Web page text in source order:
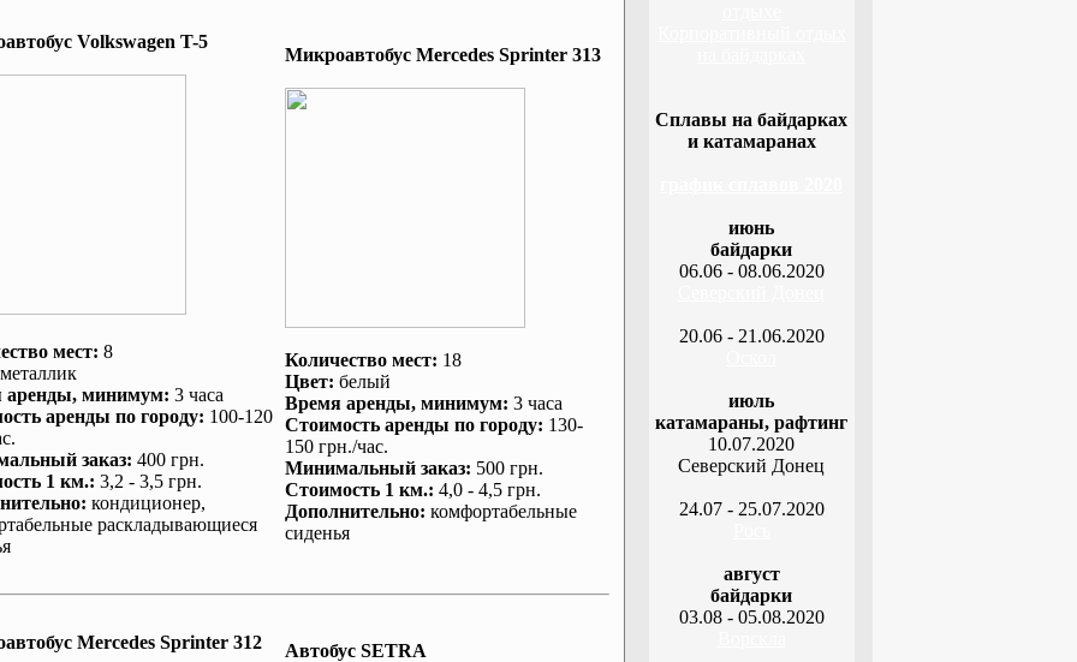
Volkswagen T-5
мест: 8
металлик
аренды, минимум: 3 часа
аренды по городу: 100-120
заказ: 400 грн.
1 км.: 3,2 - 3,5 грн.
: кондиционер,
раскладывающиеся
Микроавтобус Mеrcedes Sprinter 313
Количество мест: 18
Цвет: белый
Время аренды, минимум: 3 часа
Стоимость аренды по городу: 130-
150 грн./час.
Минимальный заказ: 500 грн.
Стоимость 1 км.: 4,0 - 4,5 грн.
Дополнительно: комфортабельные
сиденья
Mеrcedes Sprinter 312 Автобус SETRA
Сплавы на байдарках
и катамаранах
июнь
байдарки
06.06 - 08.06.2020
20.06 - 21.06.2020
июль
катамараны, рафтинг
10.07.2020
Северский Донец
24.07 - 25.07.2020
август
байдарки
03.08 - 05.08.2020